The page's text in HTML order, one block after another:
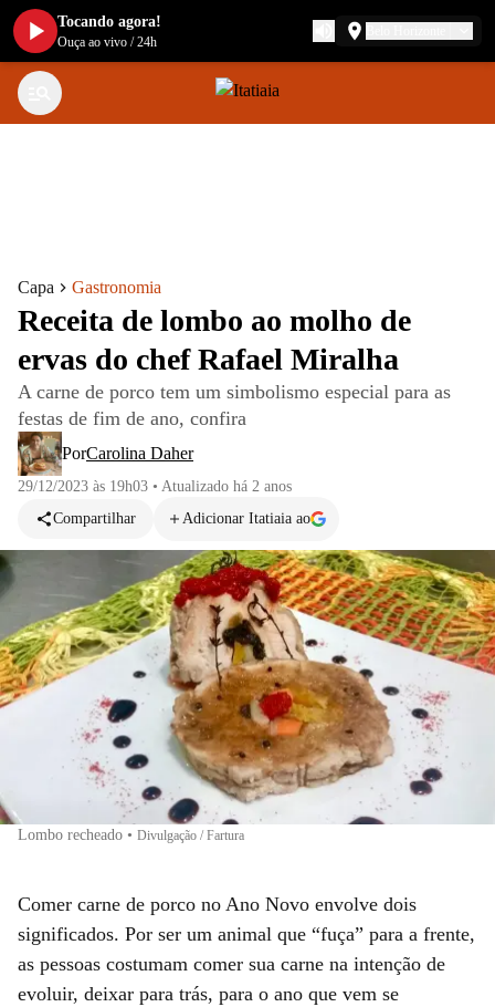
Capa Gastronomia
Receita de lombo ao molho de
ervas do chef Rafael Miralha
A carne de porco tem um simbolismo especial para as
festas de fim de ano, confira
PorCarolina Daher
29/12/2023 às 19h03 • Atualizado há 2 anos
Compartilhar
Adicionar Itatiaia ao
Lombo recheado • Divulgação / Fartura
Comer carne de porco no Ano Novo envolve dois
significados. Por ser um animal que “fuça” para a frente,
as pessoas costumam comer sua carne na intenção de
evoluir, deixar para trás, para o ano que vem se
Tocando agora!
Ouça ao vivo /24h